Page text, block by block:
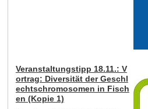
Veranstaltungstipp 18.11.: V
ortrag: Diversität der Geschl
echtschromosomen in Fisch
en (Kopie 1)